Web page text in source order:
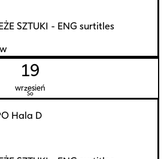
SZTUKI - ENG surtitles
19
wrzesień
So
Hala D